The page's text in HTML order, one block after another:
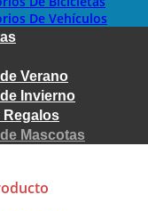
De Vehículos
Verano
Invierno
Mascotas